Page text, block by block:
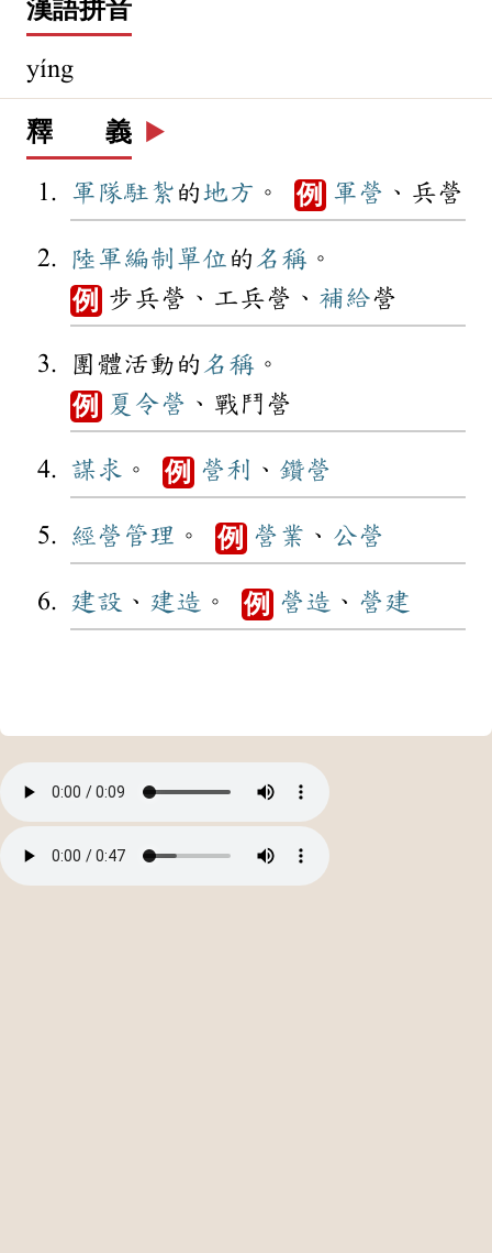
漢語拼音
yíng
釋 義 ▶️
軍隊駐紮 的地方 。 例 軍營 、兵營
陸軍編制 單位 的 名稱 。
例 步兵營、工兵營、 補給營
團體活動的 名稱 。
例 夏令營 、戰鬥營
謀求 。 例 營利 、 鑽營
經營 管理 。 例 營業 、 公營
建設 、 建造 。 例 營造 、 營建